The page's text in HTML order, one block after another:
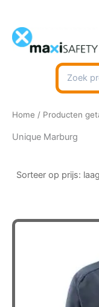
inhoud
Zoeken
naar:
Home / Producten
Unique Marburg